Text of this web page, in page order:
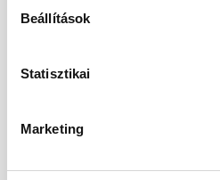
Beállítások
Statisztikai
Marketing
2023. február
2022. december
2022. november